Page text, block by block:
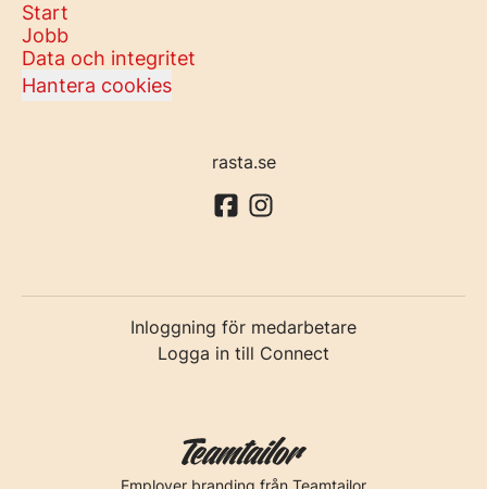
Start
Jobb
Data och integritet
Hantera cookies
rasta.se
Inloggning för medarbetare
Logga in till Connect
Employer branding från Teamtailor